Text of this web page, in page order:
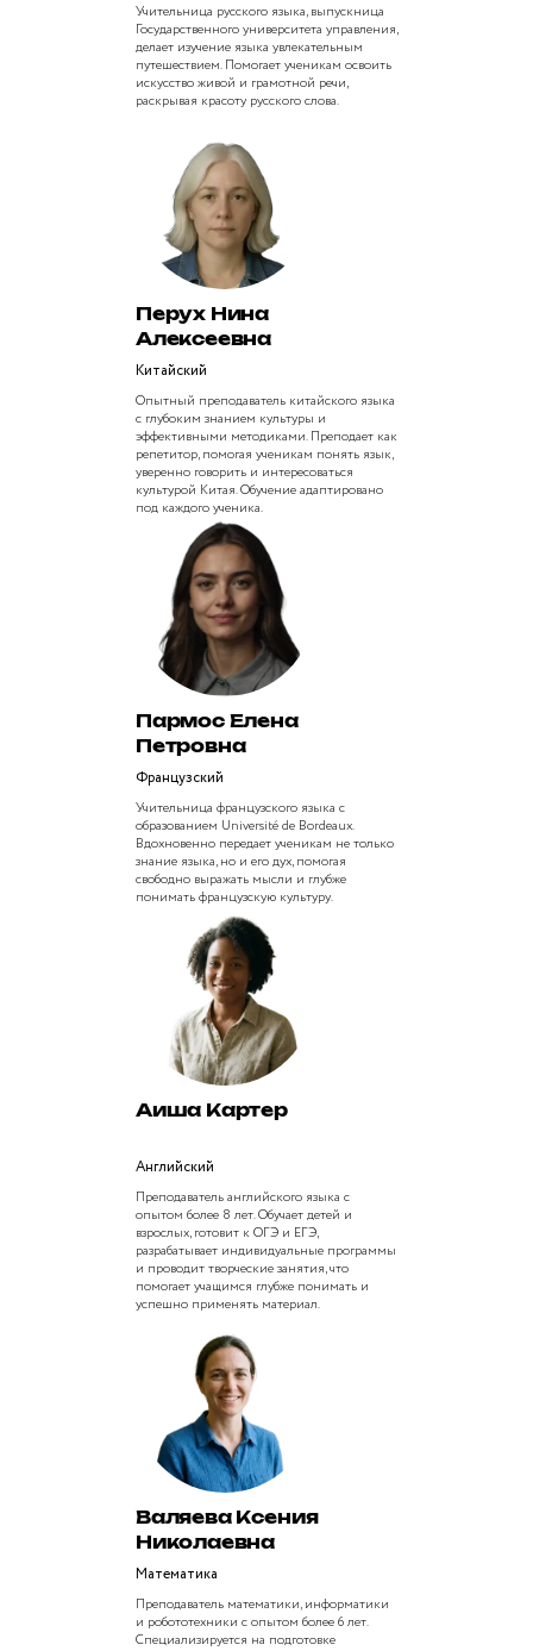
Учительница русского языка, выпускница
Государственного университета управления,
делает изучение языка увлекательным
путешествием. Помогает ученикам освоить
искусство живой и грамотной речи,
раскрывая красоту русского слова.​
Перух Нина
Алексеевна
Китайский
Опытный преподаватель китайского языка
с глубоким знанием культуры и
эффективными методиками. Преподает как
репетитор, помогая ученикам понять язык,
уверенно говорить и интересоваться
культурой Китая. Обучение адаптировано
под каждого ученика.
Пармос Елена
Петровна
Французский
Учительница французского языка с
образованием Université de Bordeaux.
Вдохновенно передает ученикам не только
знание языка, но и его дух, помогая
свободно выражать мысли и глубже
понимать французскую культуру.
Аиша Картер
Английский
Преподаватель английского языка с
опытом более 8 лет. Обучает детей и
взрослых, готовит к ОГЭ и ЕГЭ,
разрабатывает индивидуальные программы
и проводит творческие занятия, что
помогает учащимся глубже понимать и
успешно применять материал.
Валяева Ксения
Николаевна
Математика
Преподаватель математики, информатики
и робототехники с опытом более 6 лет.
Специализируется на подготовке